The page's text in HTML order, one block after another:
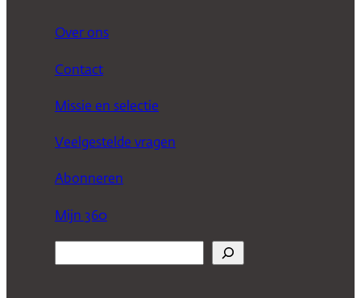
Over ons
Contact
Missie en selectie
Veelgestelde vragen
Abonneren
Mijn 360